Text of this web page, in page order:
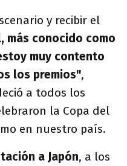
y recibir el
más conocido como
muy contento
los premios",
a todos los
la Copa del
en nuestro país.
a Japón, a los